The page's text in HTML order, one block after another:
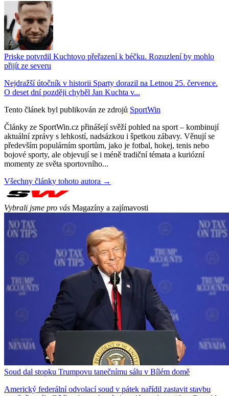
Priske potvrdil Kuchtovo přeřazení k béčku. Rozuzlení by mohlo
přijít ze severu
Nejdražší útočník v historii Sparty dorazil na Letnou 25. července.
O deset dní později chyběl Jan Kuchta v...
Tento článek byl publikován ze zdrojů SportWin
Články ze SportWin.cz přinášejí svěží pohled na sport – kombinují
aktuální zprávy s lehkostí, nadsázkou i špetkou zábavy. Věnují se
především populárním sportům, jako je fotbal, hokej, tenis nebo
bojové sporty, ale objevují se i méně tradiční témata a kuriózní
momenty ze světa sportovního...
Všechny články tohoto autora →
Vybrali jsme pro vás Magazíny a zajímavosti
Soud dal stopku Trumpovu tanečnímu sálu v Bílém domě
Americký federální odvolací soud v pátek nařídil zastavit stavbu